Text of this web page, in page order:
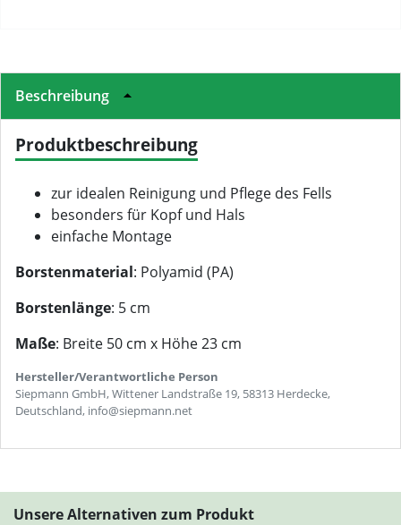
Beschreibung
Produktbeschreibung
zur idealen Reinigung und Pflege des Fells
besonders für Kopf und Hals
einfache Montage
Borstenmaterial: Polyamid (PA)
Borstenlänge: 5 cm
Maße: Breite 50 cm x Höhe 23 cm
Hersteller/Verantwortliche Person
Siepmann GmbH, Wittener Landstraße 19, 58313 Herdecke,
Deutschland, info@siepmann.net
Unsere Alternativen zum Produkt